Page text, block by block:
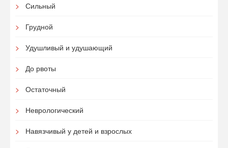
Сильный
Грудной
Удушливый и удушающий
До рвоты
Остаточный
Неврологический
Навязчивый у детей и взрослых